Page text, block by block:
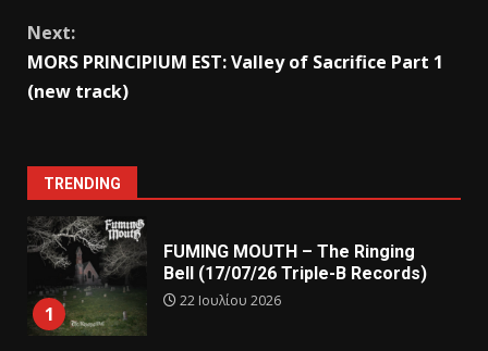
Next:
MORS PRINCIPIUM EST: Valley of Sacrifice Part 1
(new track)
TRENDING
1
FUMING MOUTH – The Ringing
Bell (17/07/26 Triple-B Records)
22 Ιουλίου 2026